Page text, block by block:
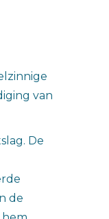
van
De
de